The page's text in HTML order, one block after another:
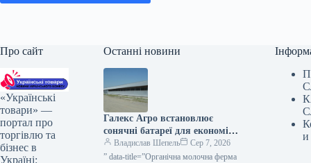
Про сайт
«Українські
товари» —
портал про
торгівлю та
бізнес в
Україні:
Останні новини
Галекс Агро встановлює
сонячні батареї для економії
на обробці молока —
КУРКУЛЬ
Владислав Шепель
Сер 7, 2026
” data-title=”Органічна молочна ферма
и